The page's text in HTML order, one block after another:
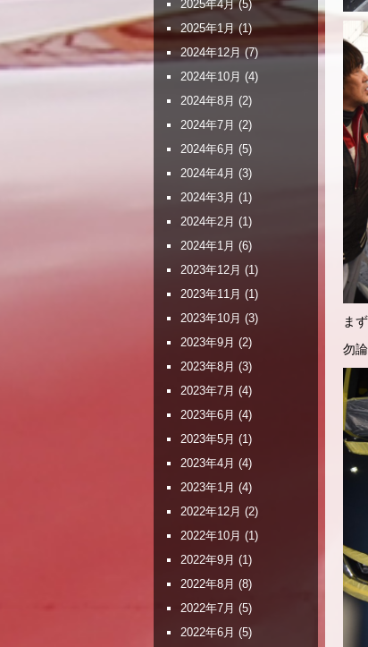
ま
勿
2025年4月(5)
2025年1月(1)
2024年12月 (7)
2024年10月 (4)
2024年8月 (2)
2024年7月 (2)
2024年6月 (5)
2024年4月 (3)
2024年3月 (1)
2024年2月 (1)
2024年1月 (6)
2023年12月 (1)
2023年11月 (1)
2023年10月 (3)
2023年9月 (2)
2023年8月 (3)
2023年7月 (4)
2023年6月 (4)
2023年5月 (1)
2023年4月 (4)
2023年1月 (4)
2022年12月 (2)
2022年10月 (1)
2022年9月 (1)
2022年8月 (8)
2022年7月 (5)
2022年6月 (5)